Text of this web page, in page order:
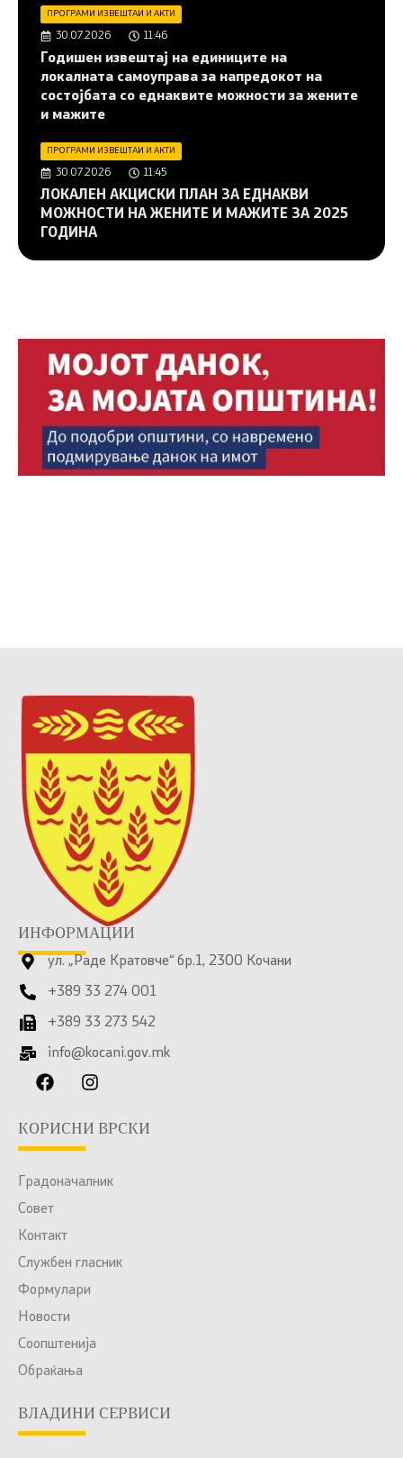
ПРОГРАМИ ИЗВЕШТАИ И АКТИ
30.07.2026 11:46
Годишен извештај на единиците на
локалната самоуправа за напредокот на
состојбата со еднаквите можности за жените
и мажите
ПРОГРАМИ ИЗВЕШТАИ И АКТИ
30.07.2026 11:45
ЛОКАЛЕН АКЦИСКИ ПЛАН ЗА ЕДНАКВИ
МОЖНОСТИ НА ЖЕНИТЕ И МАЖИТЕ ЗА 2025
ГОДИНА
ИНФОРМАЦИИ
ул. „Раде Кратовче“ бр.1, 2300 Кочани
+389 33 274 001
+389 33 273 542
info@kocani.gov.mk
КОРИСНИ ВРСКИ
Градоначалник
Совет
Контакт
Службен гласник
Формулари
Новости
Соопштенија
Обраќања
ВЛАДИНИ СЕРВИСИ